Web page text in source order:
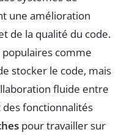
une amélioration
de la qualité du code.
comme
stocker le code, mais
fluide entre
fonctionnalités
pour travailler sur